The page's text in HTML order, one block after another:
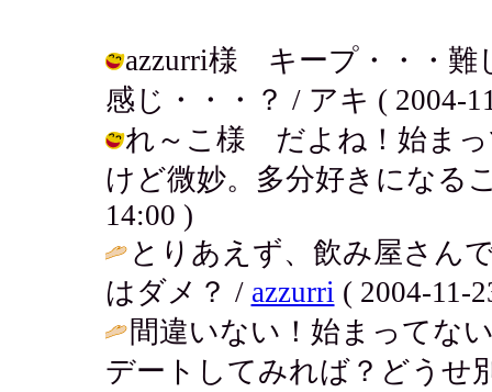
azzurri様 キープ・・・難
感じ・・・？ / アキ ( 2004-
れ～こ様 だよね！始まっ
けど微妙。多分好きになる
14:00 )
とりあえず、飲み屋さん
はダメ？ / azzurri ( 2004-11-
間違いない！始まってな
デートしてみれば？どうせ